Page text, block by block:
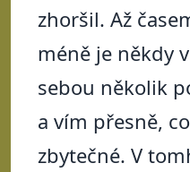
zhoršil. Až
méně je někdy
sebou několik
a vím přesně,
zbytečné. V